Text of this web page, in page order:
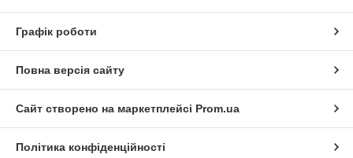
Графік роботи
Повна версія сайту
Сайт створено на маркетплейсі Prom.ua
Політика конфіденційності